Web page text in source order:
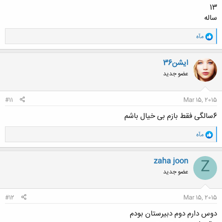
13
ساله
و
ا
ک
ن
ش
ه
ا
مآه
ایشن36
عضو جدید
Mar 15, 2015
#11
6سالگی فقط بازم بی خیال باشم
و
ا
ک
ن
ش
ه
ا
مآه
Z
zaha joon
عضو جدید
Mar 15, 2015
#12
دوس دارم دوم دبیرستان بودم